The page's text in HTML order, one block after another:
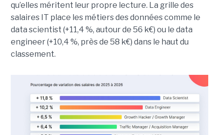
qu’elles méritent leur propre lecture. La grille des
salaires IT place les métiers des données comme le
data scientist (+11,4 %, autour de 56 k€) ou le data
engineer (+10,4 %, près de 58 k€) dans le haut du
classement.